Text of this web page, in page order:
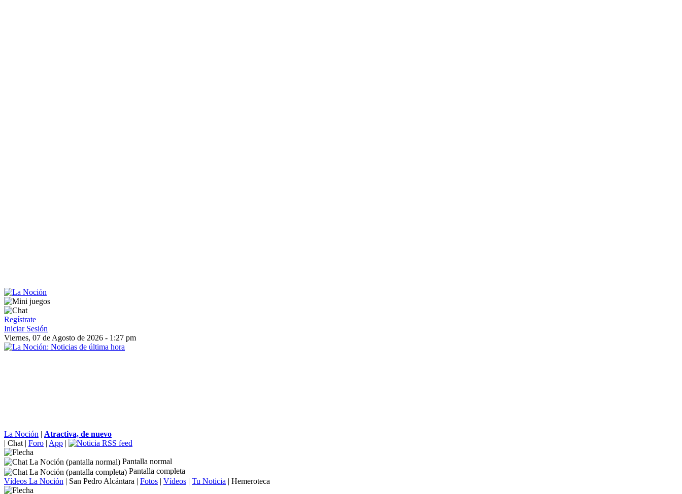
Regístrate
Iniciar Sesión
Viernes, 07 de Agosto de 2026 - 1:27 pm
La Noción | Atractiva, de nuevo
| Chat | Foro | App |
Pantalla normal
Pantalla completa
Vídeos La Noción | San Pedro Alcántara | Fotos | Vídeos | Tu Noticia | Hemeroteca